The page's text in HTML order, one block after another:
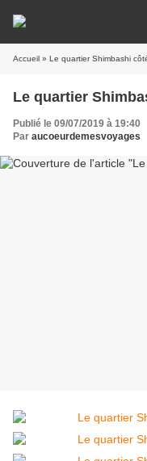
Accueil » Le quartier Shimbashi
Le quartier
Publié le 09/07/2019 à 19:40
Par aucoeurdemesvoyages